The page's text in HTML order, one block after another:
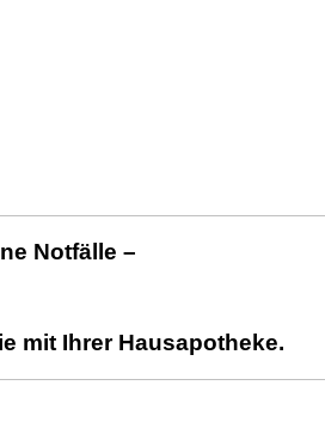
Notfälle –
mit Ihrer Hausapotheke.